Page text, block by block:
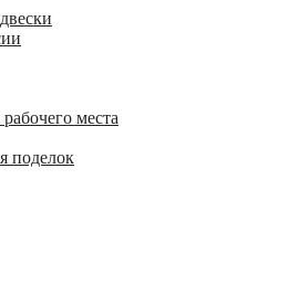
места
поделок